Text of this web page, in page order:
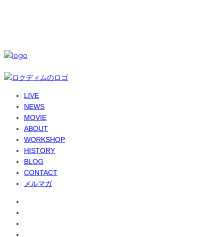
LIVE
NEWS
MOVIE
ABOUT
WORKSHOP
HISTORY
BLOG
CONTACT
メルマガ